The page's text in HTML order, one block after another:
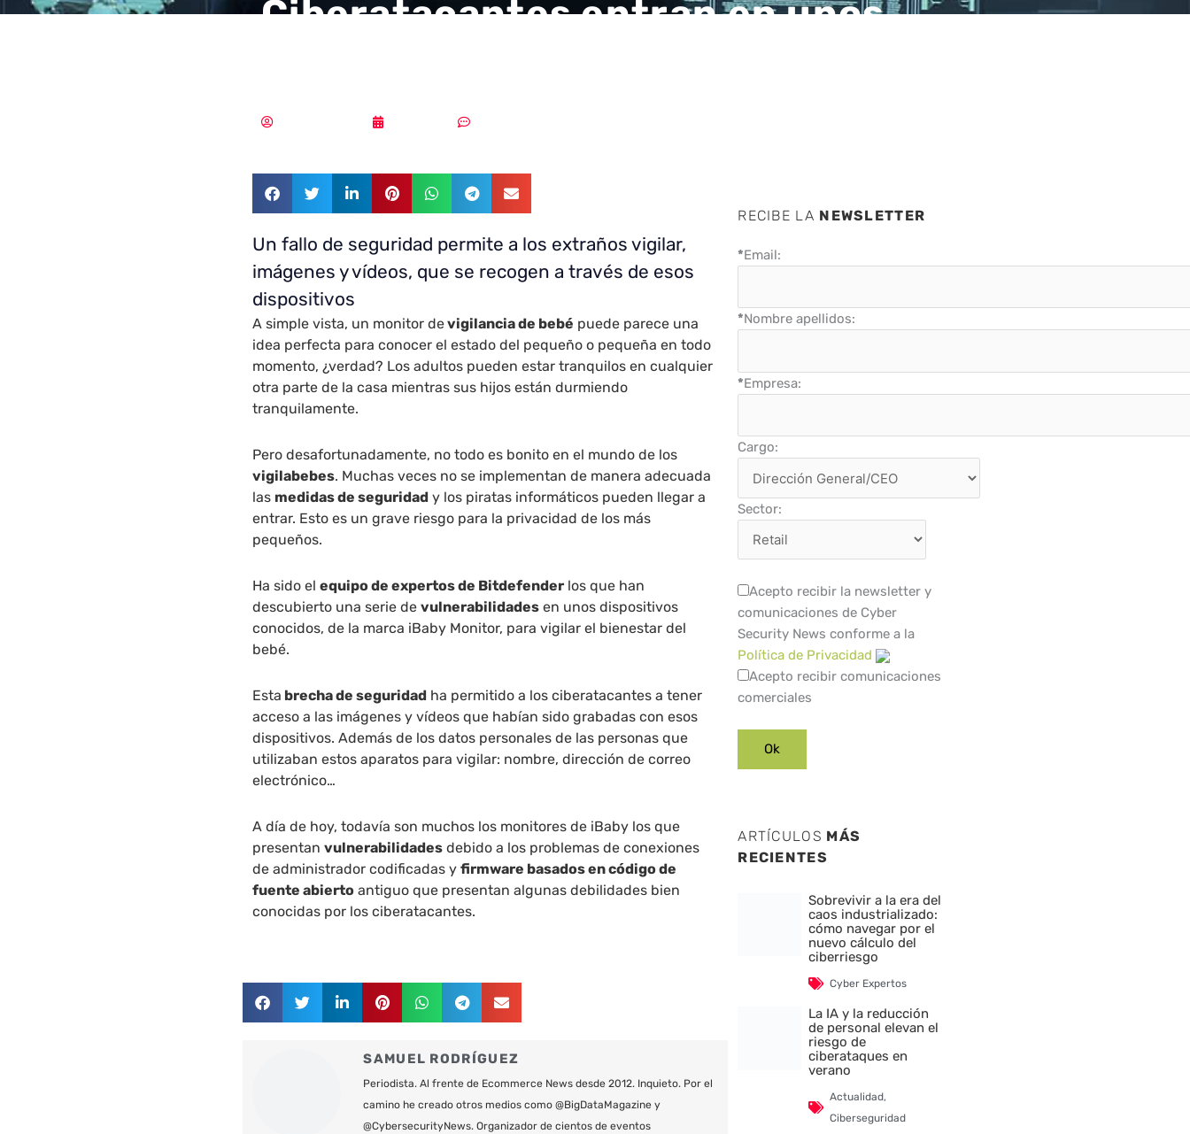
Ciberatacantes entran en unos
Un fallo de seguridad permite a los extraños vigilar,
imágenes y vídeos, que se recogen a través de esos
dispositivos
A simple vista, un monitor devigilancia de bebé puede parece una
idea perfecta para conocer el estado del pequeño o pequeña en todo
momento, ¿verdad? Los adultos pueden estar tranquilos en cualquier
otra parte de la casa mientras sus hijos están durmiendo
tranquilamente.
Pero desafortunadamente, no todo es bonito en el mundo de los
vigilabebes. Muchas veces no se implementan de manera adecuada
las medidas de seguridad y los piratas informáticos pueden llegar a
entrar. Esto es un grave riesgo para la privacidad de los más
pequeños.
Ha sido elequipo de expertos de Bitdefender los que han
descubierto una serie devulnerabilidades en unos dispositivos
conocidos, de la marca iBaby Monitor, para vigilar el bienestar del
bebé.
Esta brecha de seguridad ha permitido a los ciberatacantes a tener
acceso a las imágenes y vídeos que habían sido grabadas con esos
dispositivos. Además de los datos personales de las personas que
utilizaban estos aparatos para vigilar: nombre, dirección de correo
electrónico…
A día de hoy, todavía son muchos los monitores de iBaby los que
presentanvulnerabilidades debido a los problemas de conexiones
de administrador codificadas yfirmware basados en código de
fuente abierto antiguo que presentan algunas debilidades bien
conocidas por los ciberatacantes.
SAMUEL RODRÍGUEZ
Periodista. Al frente de Ecommerce News desde 2012. Inquieto. Por el
camino he creado otros medios como @BigDataMagazine y
@CybersecurityNews. Organizador de cientos de eventos
RECIBE LA NEWSLETTER
*Email:
*Nombre apellidos:
*Empresa:
Cargo:
Sector:
Acepto recibir la newsletter y
comunicaciones de Cyber
Security News conforme a la
Política de Privacidad
Acepto recibir comunicaciones
comerciales
ARTÍCULOS MÁS
RECIENTES
Sobrevivir a la era del
caos industrializado:
cómo navegar por el
nuevo cálculo del
ciberriesgo
Cyber Expertos
La IA y la reducción
de personal elevan el
riesgo de
ciberataques en
verano
Actualidad,
Ciberseguridad